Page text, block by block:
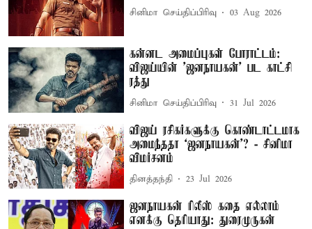
சினிமா செய்திப்பிரிவு 03 Aug 2026
கன்னட அமைப்புகள் போராட்டம்:
விஜய்யின் 'ஜனநாயகன்' பட காட்சி
ரத்து
சினிமா செய்திப்பிரிவு 31 Jul 2026
விஜய் ரசிகர்களுக்கு கொண்டாட்டமாக
அமைந்ததா ‘ஜனநாயகன்’? - சினிமா
விமர்சனம்
தினத்தந்தி 23 Jul 2026
ஜனநாயகன் ரிலீஸ் கதை எல்லாம்
எனக்கு தெரியாது: துரைமுருகன்